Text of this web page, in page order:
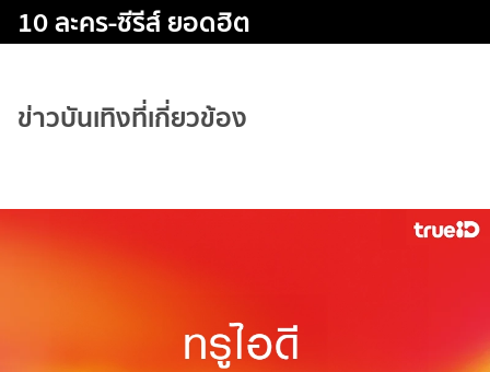
10 ละคร-ซีรีส์ ยอดฮิต
ข่าวบันเทิงที่เกี่ยวข้อง